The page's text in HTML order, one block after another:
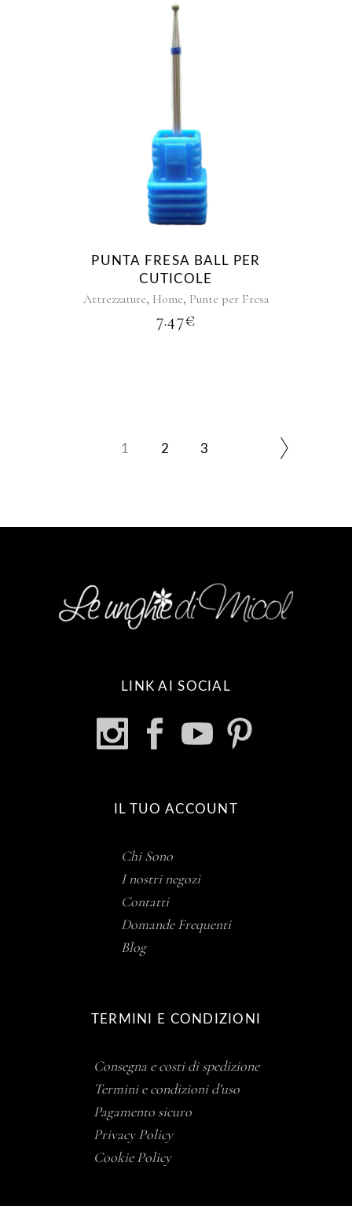
PUNTA FRESA BALL PER
CUTICOLE
Attrezzature, Home, Punte per Fresa
7.47€
1 2 3
LINK AI SOCIAL
IL TUO ACCOUNT
Chi Sono
I nostri negozi
Contatti
Domande Frequenti
Blog
TERMINI E CONDIZIONI
Consegna e costi di spedizione
Termini e condizioni d’uso
Pagamento sicuro
Privacy Policy
Cookie Policy